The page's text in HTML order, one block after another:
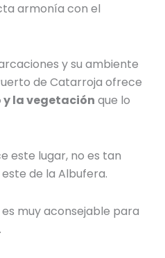
armonía con el
y su ambiente
de Catarroja ofrece
y la vegetación que lo
este lugar, no es tan
de la Albufera.
muy aconsejable para